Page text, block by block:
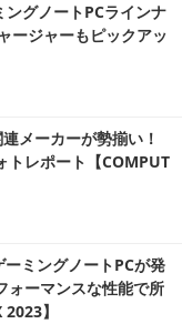
グノートPCラインナ
ージャーもピックアッ
メーカーが勢揃い！
トレポート【COMPUT
ミングノートPCが発
ォーマンスな性能で所
】